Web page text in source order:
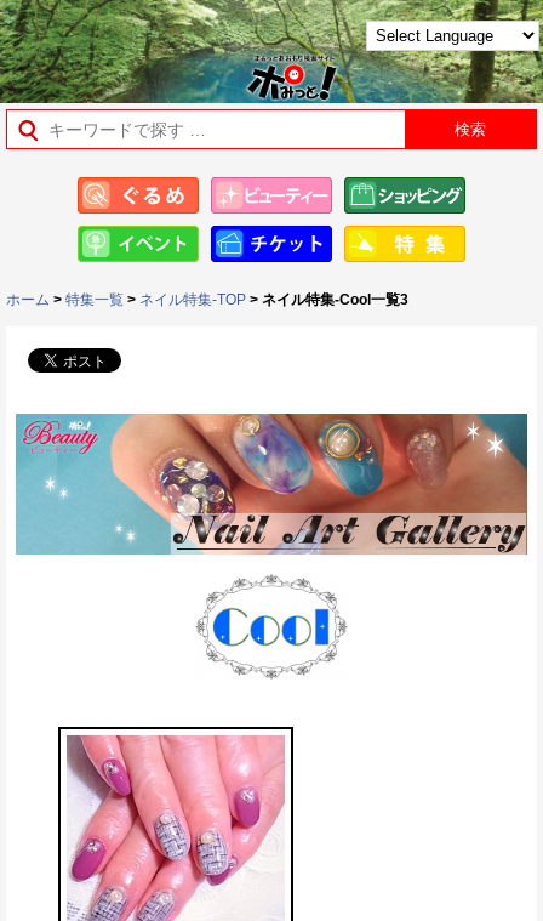
ホーム > 特集一覧 > ネイル特集-TOP > ネイル特集-Cool一覧3